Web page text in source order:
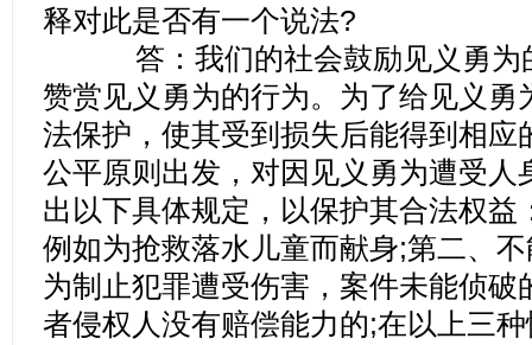
释对此是否有一个说法?
答：我们的社会鼓励见义勇为
赞赏见义勇为的行为。为了给见义勇
法保护，使其受到损失后能得到相应
公平原则出发，对因见义勇为遭受人
出以下具体规定，以保护其合法权益
例如为抢救落水儿童而献身;第二、
为制止犯罪遭受伤害，案件未能侦破
者侵权人没有赔偿能力的;在以上三